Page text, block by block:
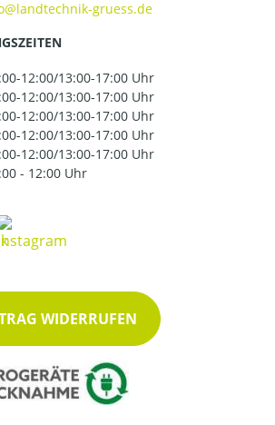
12:00/13:00-17:00 Uhr
12:00/13:00-17:00 Uhr
12:00/13:00-17:00 Uhr
12:00/13:00-17:00 Uhr
12:00/13:00-17:00 Uhr
- 12:00 Uhr
WIDERRUFEN